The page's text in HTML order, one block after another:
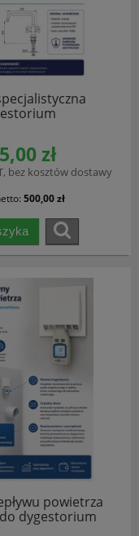
zł
bez kosztów dostawy
500,00 zł
powietrza
dygestorium